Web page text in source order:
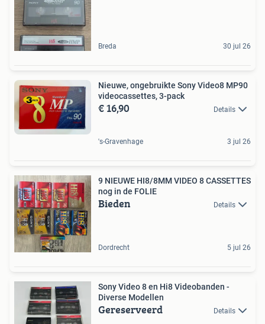
Breda 30 jul 26
Nieuwe, ongebruikte Sony Video8 MP90
videocassettes, 3-pack
€ 16,90 Details
's-Gravenhage 3 jul 26
9 NIEUWE HI8/8MM VIDEO 8 CASSETTES
nog in de FOLIE
Bieden Details
Dordrecht 5 jul 26
Sony Video 8 en Hi8 Videobanden -
Diverse Modellen
Gereserveerd Details